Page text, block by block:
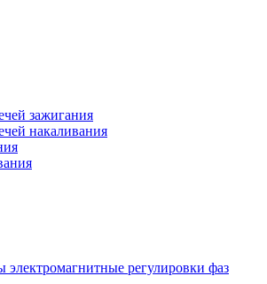
зажигания
накаливания
электромагнитные регулировки фаз